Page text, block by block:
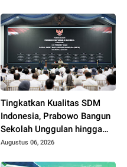
Tingkatkan Kualitas SDM
Indonesia, Prabowo Bangun
Sekolah Unggulan hingga
Undang Universitas Terbaik
Augustus 06, 2026